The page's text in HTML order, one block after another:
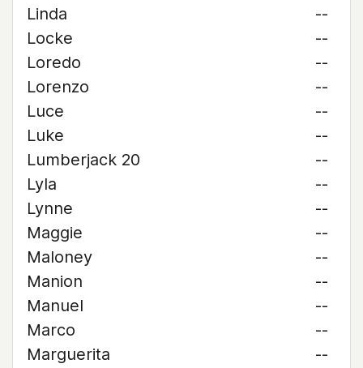
Linda
--
Locke
--
Loredo
--
Lorenzo
--
Luce
--
Luke
--
Lumberjack 20
--
Lyla
--
Lynne
--
Maggie
--
Maloney
--
Manion
--
Manuel
--
Marco
--
Marguerita
--